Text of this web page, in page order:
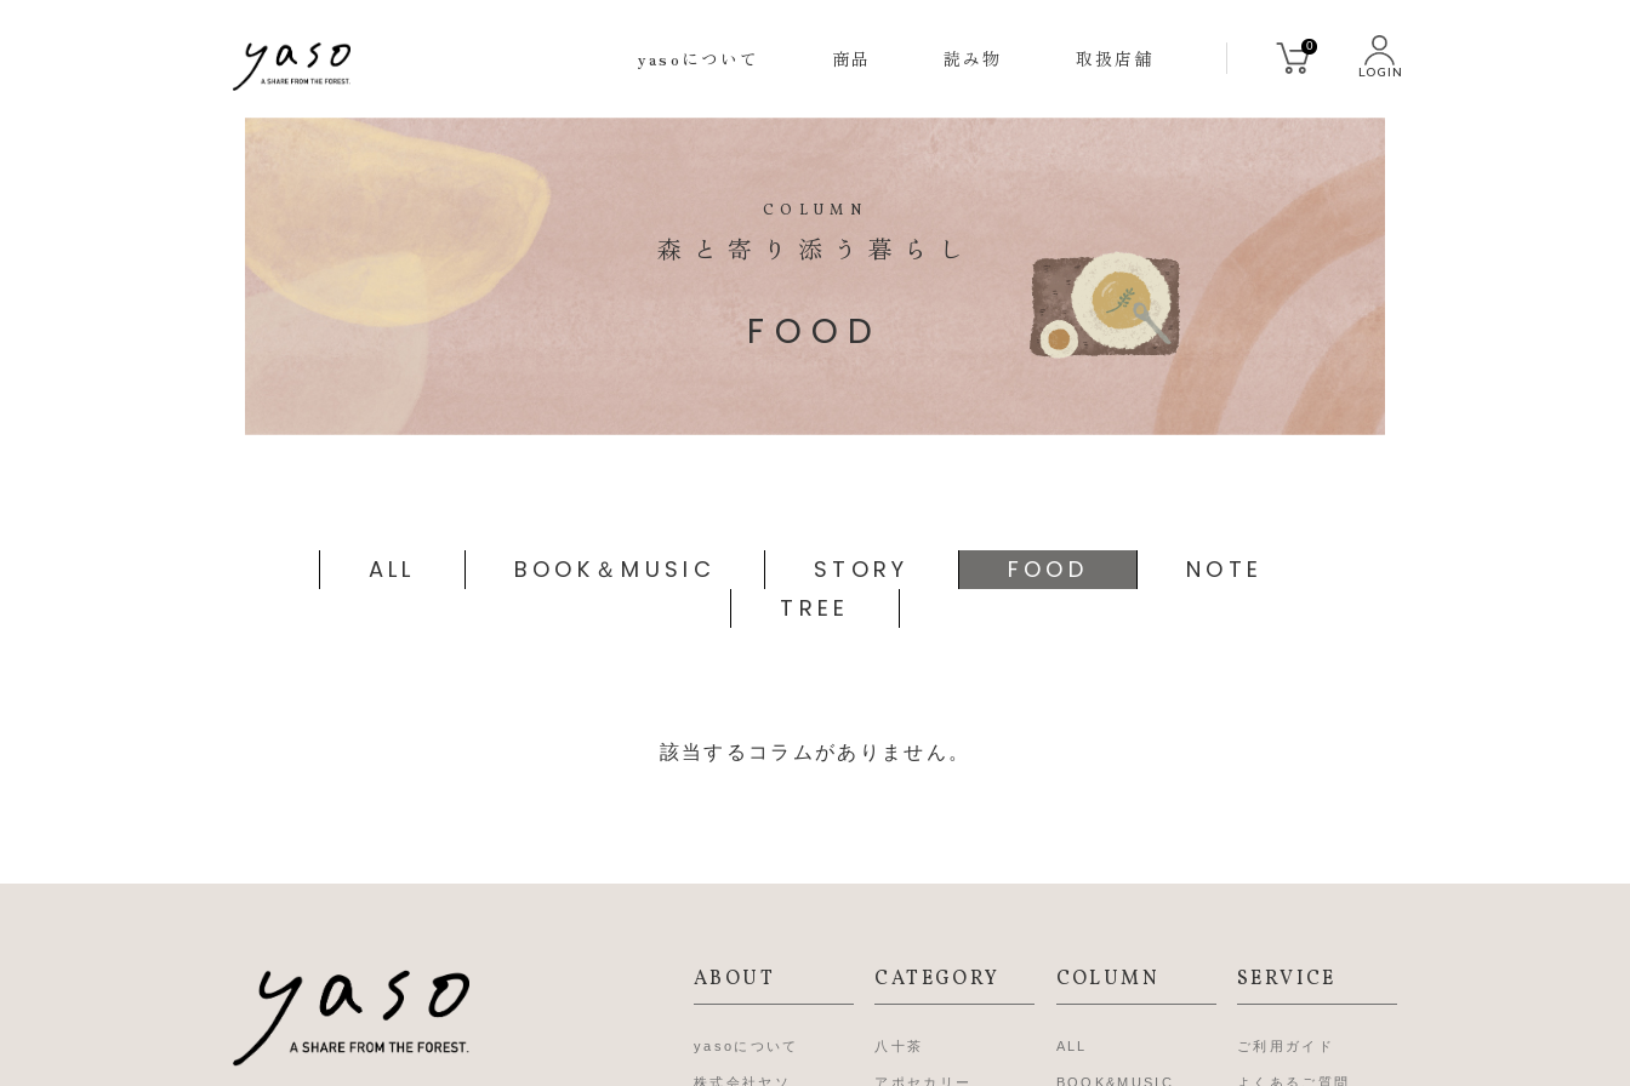
yasoについて 商品 読み物 取扱店舗
0
LOGIN
COLUMN
森と寄り添う暮らし
FOOD
ALL BOOK＆MUSIC STORY FOOD
NOTE
TREE
該当するコラムがありません。
ABOUT
yasoについて
株式会社ヤソ
CATEGORY
八十茶
アポセカリー
COLUMN
ALL
BOOK&MUSIC
SERVICE
ご利用ガイド
よくあるご質問